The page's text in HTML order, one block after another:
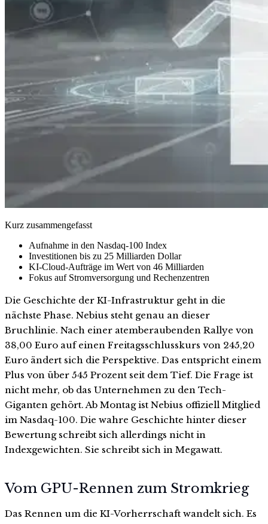
Kurz zusammengefasst
Aufnahme in den Nasdaq-100 Index
Investitionen bis zu 25 Milliarden Dollar
KI-Cloud-Aufträge im Wert von 46 Milliarden
Fokus auf Stromversorgung und Rechenzentren
Die Geschichte der KI-Infrastruktur geht in die
nächste Phase. Nebius steht genau an dieser
Bruchlinie. Nach einer atemberaubenden Rallye von
38,00 Euro auf einen Freitagsschlusskurs von 245,20
Euro ändert sich die Perspektive. Das entspricht einem
Plus von über 545 Prozent seit dem Tief. Die Frage ist
nicht mehr, ob das Unternehmen zu den Tech-
Giganten gehört. Ab Montag ist Nebius offiziell Mitglied
im Nasdaq-100. Die wahre Geschichte hinter dieser
Bewertung schreibt sich allerdings nicht in
Indexgewichten. Sie schreibt sich in Megawatt.
Vom GPU-Rennen zum Stromkrieg
Das Rennen um die KI-Vorherrschaft wandelt sich. Es